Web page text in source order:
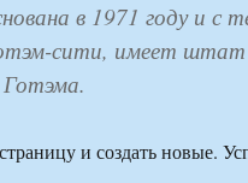
в 1971 году и с
сити, имеет штат
и создать новые.